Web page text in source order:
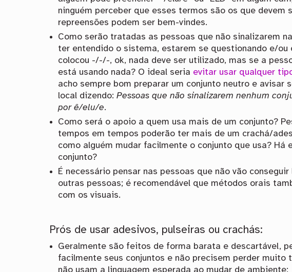
ninguém perceber que esses termos são os que devem
repreensões podem ser bem-vindes.
Como serão tratadas as pessoas que não sinalizarem
ter entendido o sistema, estarem se questionando e/ou
colocou -/-/-, ok, nada deve ser utilizado, mas se a
está usando nada? O ideal seria evitar usar qualquer
acho sempre bom preparar um conjunto neutro e avisar
local dizendo:Pessoas que não sinalizarem nenhum
por ê/elu/e.
Como será o apoio a quem usa mais de um conjunto?
tempos em tempos poderão ter mais de um crachá/
como alguém mudar facilmente o conjunto que usa? Há
conjunto?
É necessário pensar nas pessoas que não vão
outras pessoas; é recomendável que métodos orais
com os visuais.
Prós de usar adesivos, pulseiras ou crachás:
Geralmente são feitos de forma barata e descartável,
facilmente seus conjuntos e não precisem perder muito
não usam a linguagem esperada ao mudar de ambiente;